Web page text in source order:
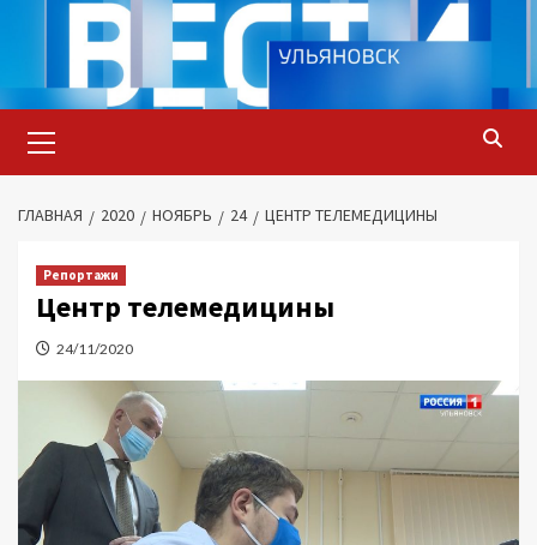
содержимому
меню
ГЛАВНАЯ 2020 НОЯБРЬ 24 ЦЕНТР ТЕЛЕМЕДИЦИНЫ
Репортажи
Центр телемедицины
24/11/2020